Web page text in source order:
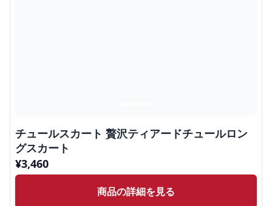
チュールスカート 贅沢ティアードチュールロン
グスカート
¥3,460
商品の詳細を見る